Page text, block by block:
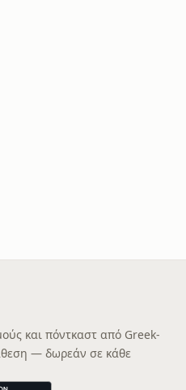
και πόντκαστ από Greek-
— δωρεάν σε κάθε